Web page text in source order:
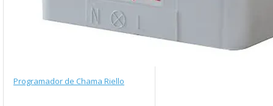
Programador de Chama Riello